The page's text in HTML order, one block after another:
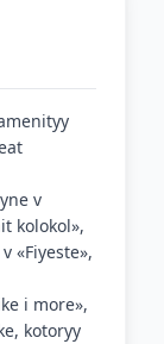
v
kolokol»,
«Fiyeste»,
i more»,
kotoryy